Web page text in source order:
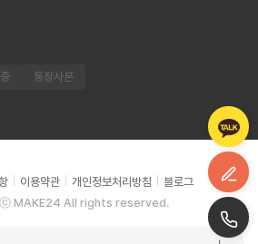
통장사본
이용약관 개인정보처리방침
블로그
MAKE24 All rights reserved.